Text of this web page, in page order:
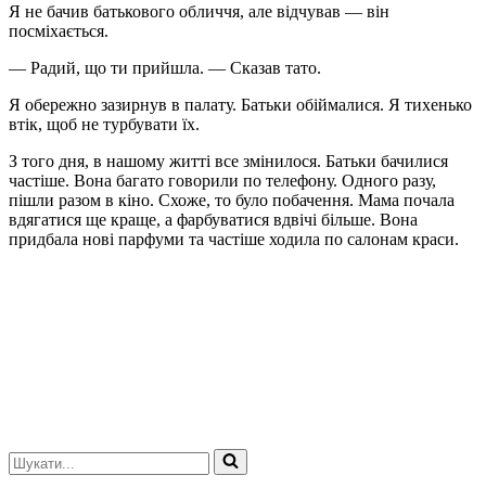
Я не бачив батькового обличчя, але відчував — він
посміхається.
— Радий, що ти прийшла. — Сказав тато.
Я обережно зазирнув в палату. Батьки обіймалися. Я тихенько
втік, щоб не турбувати їх.
З того дня, в нашому житті все змінилося. Батьки бачилися
частіше. Вона багато говорили по телефону. Одного разу,
пішли разом в кіно. Схоже, то було побачення. Мама почала
вдягатися ще краще, а фарбуватися вдвічі більше. Вона
придбала нові парфуми та частіше ходила по салонам краси.
Шукати...